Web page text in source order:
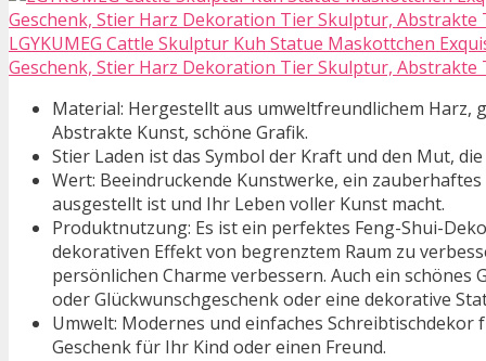
LGYKUMEG Cattle Skulptur Kuh Statue Maskottchen
Geschenk, Stier Harz Dekoration Tier Skulptur,
Material: Hergestellt aus umweltfreundlichem
Abstrakte Kunst, schöne Grafik.
Stier Laden ist das Symbol der Kraft und den Mut,
Wert: Beeindruckende Kunstwerke, ein
ausgestellt ist und Ihr Leben voller Kunst macht.
Produktnutzung: Es ist ein perfektes Feng-Shui-
dekorativen Effekt von begrenztem Raum zu
persönlichen Charme verbessern. Auch ein
oder Glückwunschgeschenk oder eine dekorative
Umwelt: Modernes und einfaches
Geschenk für Ihr Kind oder einen Freund.